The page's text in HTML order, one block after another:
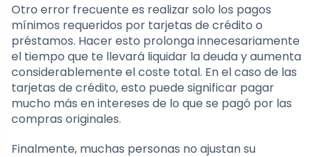
Otro error frecuente es realizar solo los pagos
mínimos requeridos por tarjetas de crédito o
préstamos. Hacer esto prolonga innecesariamente
el tiempo que te llevará liquidar la deuda y aumenta
considerablemente el coste total. En el caso de las
tarjetas de crédito, esto puede significar pagar
mucho más en intereses de lo que se pagó por las
compras originales.
Finalmente, muchas personas no ajustan su